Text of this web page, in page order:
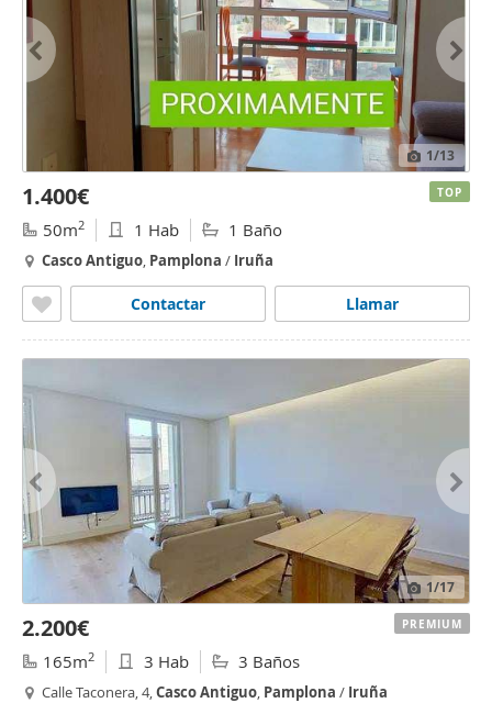
1/13
1.400€
50m2 1 Hab 1 Baño
CascoAntiguo, Pamplona / Iruña
Llamar
Contactar
TOP
1/17
2.200€
165m2 3 Hab 3 Baños
Calle Taconera, 4,CascoAntiguo, Pamplona / Iruña
PREMIUM